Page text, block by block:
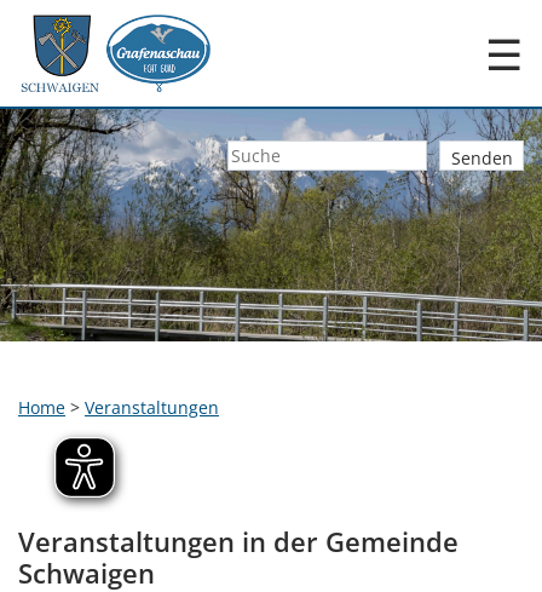
☰
Home > Veranstaltungen
Veranstaltungen in der Gemeinde
Schwaigen